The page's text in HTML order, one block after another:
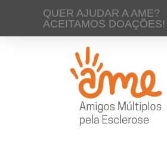
QUER AJUDAR A AME?
ACEITAMOS DOAÇÕES!